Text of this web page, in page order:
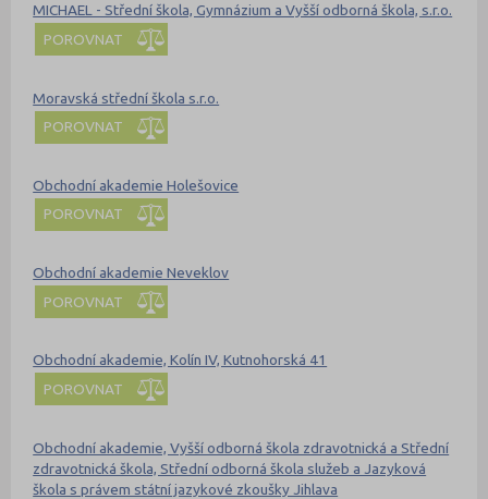
MICHAEL - Střední škola, Gymnázium a Vyšší odborná škola, s.r.o.
POROVNAT
Moravská střední škola s.r.o.
POROVNAT
Obchodní akademie Holešovice
POROVNAT
Obchodní akademie Neveklov
POROVNAT
Obchodní akademie, Kolín IV, Kutnohorská 41
POROVNAT
Obchodní akademie, Vyšší odborná škola zdravotnická a Střední
zdravotnická škola, Střední odborná škola služeb a Jazyková
škola s právem státní jazykové zkoušky Jihlava